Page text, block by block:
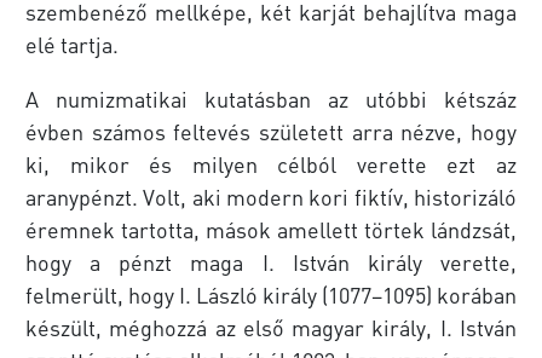
szembenéző mellképe, két karját behajlítva maga
elé tartja.
A numizmatikai kutatásban az utóbbi kétszáz
évben számos feltevés született arra nézve, hogy
ki, mikor és milyen célból verette ezt az
aranypénzt. Volt, aki modern kori fiktív, historizáló
éremnek tartotta, mások amellett törtek lándzsát,
hogy a pénzt maga I. István király verette,
felmerült, hogy I. László király (1077–1095) korában
készült, méghozzá az első magyar király, I. István